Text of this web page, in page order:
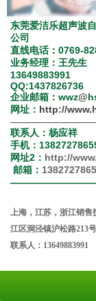
东莞爱洁乐超声波
公司
直线电话：0769-
业务经理：王先生
13649883991
QQ:1437826736
企业邮箱：wwz@
网址： http://
联系人：杨应祥
手机：
网址2： http://
邮箱：
上海，江苏，浙江销售
江区洞泾镇沪松路213号
联系人：13649883991